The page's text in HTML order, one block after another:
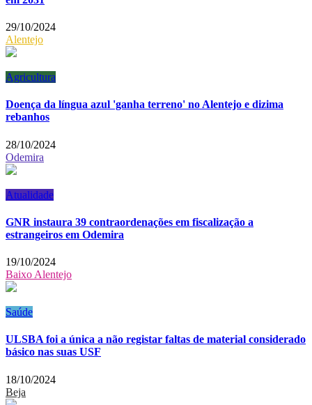
29/10/2024
Alentejo
Agricultura
Doença da língua azul 'ganha terreno' no Alentejo e dizima
rebanhos
28/10/2024
Odemira
Atualidade
GNR instaura 39 contraordenações em fiscalização a
estrangeiros em Odemira
19/10/2024
Baixo Alentejo
Saúde
ULSBA foi a única a não registar faltas de material considerado
básico nas suas USF
18/10/2024
Beja